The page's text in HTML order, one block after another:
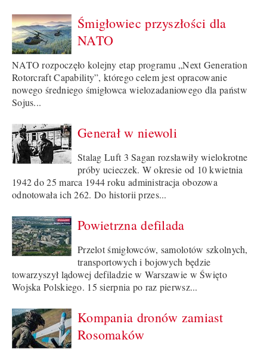
Śmigłowiec przyszłości dla
NATO
NATO rozpoczęło kolejny etap programu „Next Generation
Rotorcraft Capability”, którego celem jest opracowanie
nowego średniego śmigłowca wielozadaniowego dla państw
Sojus...
Generał w niewoli
Stalag Luft 3 Sagan rozsławiły wielokrotne
próby ucieczek. W okresie od 10 kwietnia
1942 do 25 marca 1944 roku administracja obozowa
odnotowała ich 262. Do historii przes...
Powietrzna defilada
Przelot śmigłowców, samolotów szkolnych,
transportowych i bojowych będzie
towarzyszył lądowej defiladzie w Warszawie w Święto
Wojska Polskiego. 15 sierpnia po raz pierwsz...
Kompania dronów zamiast
Rosomaków